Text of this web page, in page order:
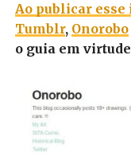
Ao publicar
Tumblr, Onorobo
o guia em